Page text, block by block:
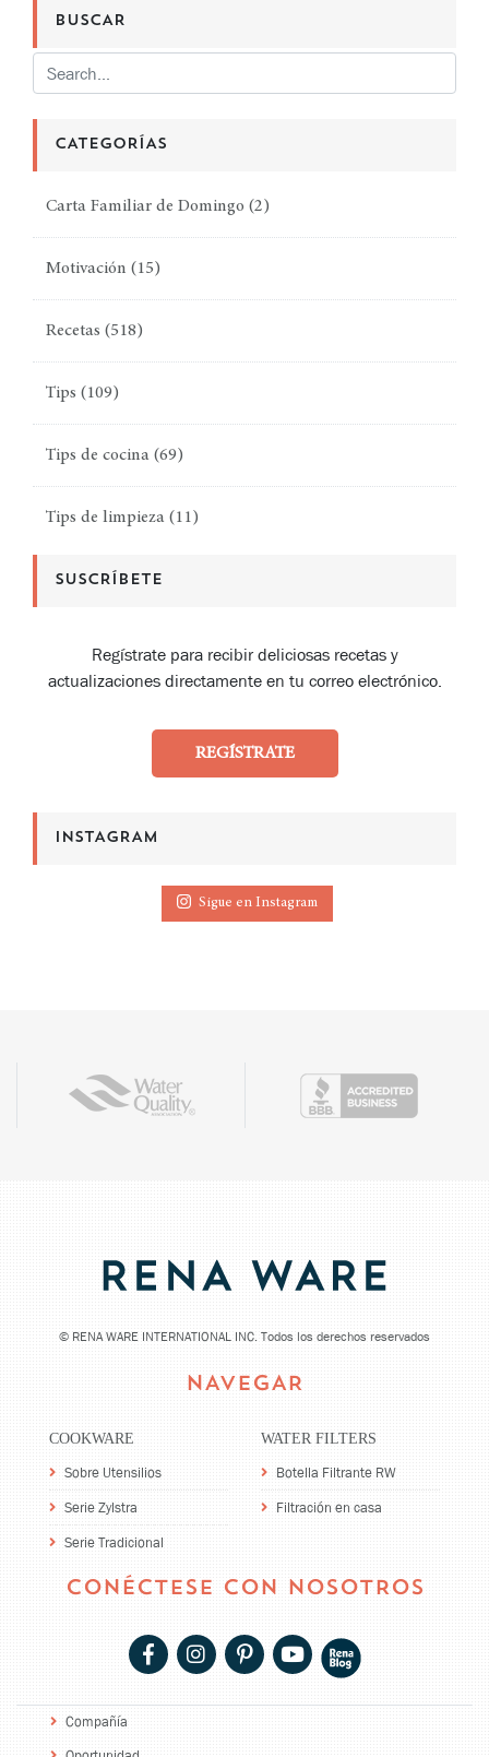
BUSCAR
CATEGORÍAS
Carta Familiar de Domingo (2)
Motivación (15)
Recetas (518)
Tips (109)
Tips de cocina (69)
Tips de limpieza (11)
SUSCRÍBETE
Regístrate para recibir deliciosas recetas y
actualizaciones directamente en tu correo electrónico.
REGÍSTRATE
INSTAGRAM
Sigue en Instagram
© RENA WARE INTERNATIONAL INC. Todos los derechos reservados
NAVEGAR
COOKWARE
Sobre Utensilios
Serie Zylstra
Serie Tradicional
WATER FILTERS
Botella Filtrante RW
Filtración en casa
CONÉCTESE CON NOSOTROS
Compañía